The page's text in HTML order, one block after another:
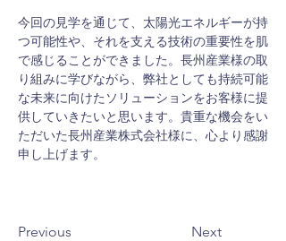
今回の見学を通じて、太陽光エネルギーが持
つ可能性や、それを支える技術の重要性を肌
で感じることができました。長州産業様の取
り組みに学びながら、弊社としても持続可能
な未来に向けたソリューションをお客様に提
供していきたいと思います。貴重な機会をい
ただいた長州産業株式会社様に、心より感謝
申し上げます。
Previous Next